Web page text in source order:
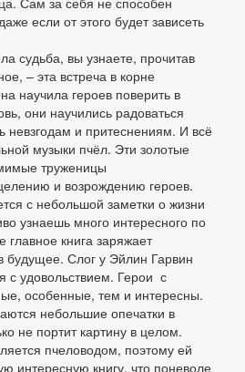
если от этого будет зависеть
судьба, вы узнаете, прочитав
– эта встреча в корне
научила героев поверить в
они научились радоваться
невзгодам и притеснениям. И всё
музыки пчёл. Эти золотые
труженицы
и возрождению героев.
с небольшой заметки о жизни
узнаешь много интересного по
главное книга заряжает
будущее. Слог у Эйлин Гарвин
с удовольствием. Герои с
особенные, тем и интересны.
небольшие опечатки в
не портит картину в целом.
пчеловодом, поэтому ей
интересную книгу, что поневоле